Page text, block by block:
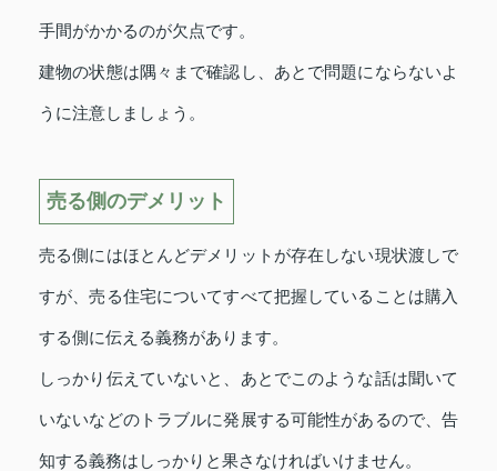
手間がかかるのが欠点です。
建物の状態は隅々まで確認し、あとで問題にならないよ
うに注意しましょう。
売る側のデメリット
売る側にはほとんどデメリットが存在しない現状渡しで
すが、売る住宅についてすべて把握していることは購入
する側に伝える義務があります。
しっかり伝えていないと、あとでこのような話は聞いて
いないなどのトラブルに発展する可能性があるので、告
知する義務はしっかりと果さなければいけません。